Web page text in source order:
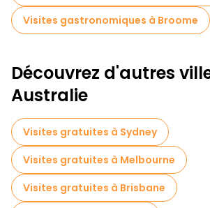
Visites gastronomiques à Broome
Découvrez d'autres
Australie
Visites gratuites à Sydney
Visites gratuites à Melbourne
Visites gratuites à Brisbane